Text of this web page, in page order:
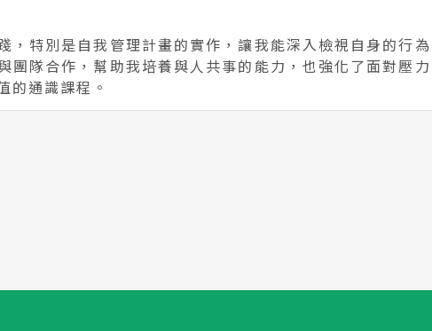
，特別是自我管理計畫的實作，讓我能深入檢視自身的行
團隊合作，幫助我培養與人共事的能力，也強化了面對壓
的通識課程。